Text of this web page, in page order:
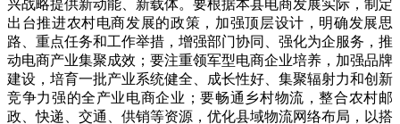
兴战略提供新动能、新载体。要根据本县电商发展实际，制定
出台推进农村电商发展的政策，加强顶层设计，明确发展思
路、重点任务和工作举措，增强部门协同、强化为企服务，推
动电商产业集聚成效；要注重领军型电商企业培养，加强品牌
建设，培育一批产业系统健全、成长性好、集聚辐射力和创新
竞争力强的全产业电商企业；要畅通乡村物流，整合农村邮
政、快递、交通、供销等资源，优化县域物流网络布局，以搭